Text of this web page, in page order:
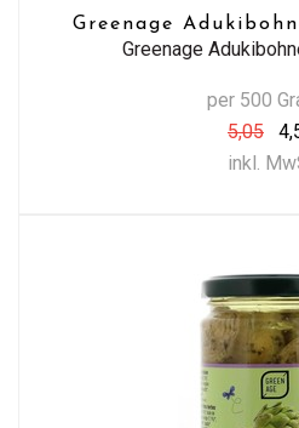
Greenage
Greenage
per 500
5,05
inkl.